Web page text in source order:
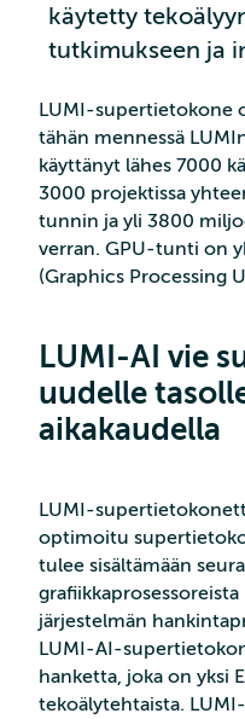
käytetty
tutkimukseen ja
LUMI-supertietokone
tähän mennessä
käyttänyt lähes 7000
3000 projektissa
tunnin ja yli 3800
verran. GPU-tunti on
(Graphics Processing
LUMI-AI vie
uudelle
aikakaudella
LUMI-
optimoitu
tulee sisältämään
järjestelmän
LUMI-AI-
hanketta, joka on yksi
tekoälytehtaista.